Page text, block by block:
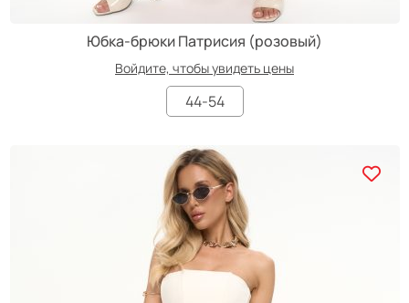
Юбка-брюки Патрисия (розовый)
Войдите, чтобы увидеть цены
44-54